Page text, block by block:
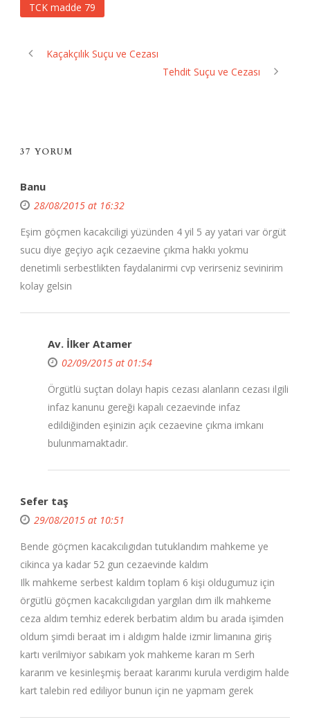
TCK madde 79
Kaçakçılık Suçu ve Cezası
Tehdit Suçu ve Cezası
37 YORUM
Banu
28/08/2015 at 16:32
Eşim göçmen kacakciligi yüzünden 4 yil 5 ay yatari var örgüt
sucu diye geçiyo açık cezaevine çıkma hakkı yokmu
denetimli serbestlikten faydalanirmi cvp verirseniz sevinirim
kolay gelsin
Av. İlker Atamer
02/09/2015 at 01:54
Örgütlü suçtan dolayı hapis cezası alanların cezası ilgili
infaz kanunu gereği kapalı cezaevinde infaz
edildiğinden eşinizin açık cezaevine çıkma imkanı
bulunmamaktadır.
Sefer taş
29/08/2015 at 10:51
Bende göçmen kacakcılıgıdan tutuklandım mahkeme ye
cikinca ya kadar 52 gun cezaevinde kaldım
Ilk mahkeme serbest kaldım toplam 6 kişi oldugumuz için
örgütlü göçmen kacakcılıgıdan yargılan dım ilk mahkeme
ceza aldım temhiz ederek berbatim aldım bu arada işimden
oldum şimdi beraat im i aldıgım halde izmir limanına giriş
kartı verilmiyor sabıkam yok mahkeme kararı m Serh
kararım ve kesinleşmiş beraat kararımı kurula verdigim halde
kart talebin red ediliyor bunun için ne yapmam gerek